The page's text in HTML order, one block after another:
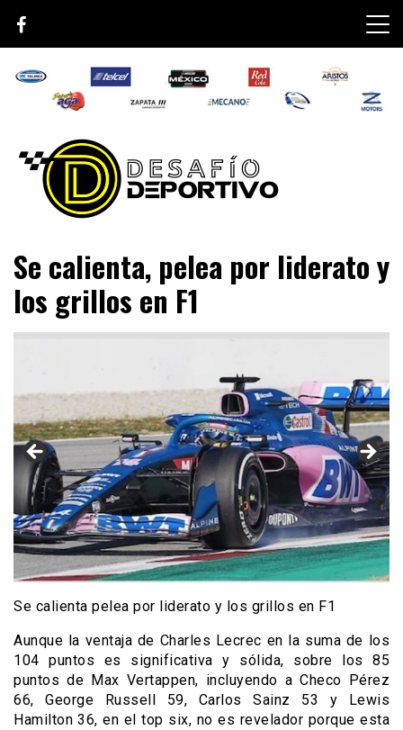
content
Desafío Deportivo
Se calienta, pelea por liderato y
los grillos en F1
Se calienta pelea por liderato y los grillos en F1
Aunque la ventaja de Charles Lecrec en la suma de los
104 puntos es significativa y sólida, sobre los 85
puntos de Max Vertappen, incluyendo a Checo Pérez
66, George Russell 59, Carlos Sainz 53 y Lewis
Hamilton 36, en el top six, no es revelador porque esta